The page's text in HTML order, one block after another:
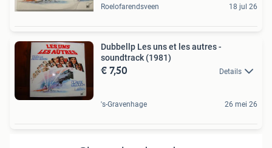
Roelofarendsveen 18 jul 26
Dubbellp Les uns et les autres -
soundtrack (1981)
€ 7,50 Details
's-Gravenhage 26 mei 26